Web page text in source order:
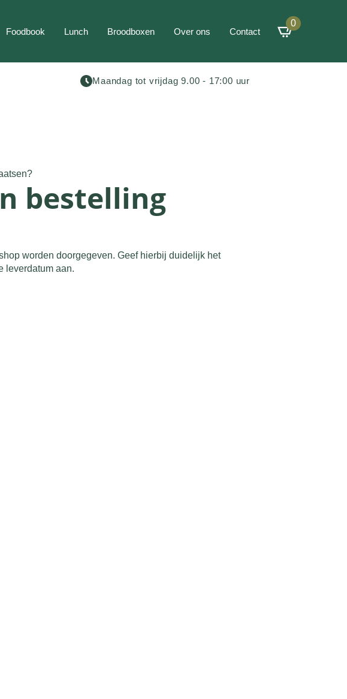
Foodbook Lunch Broodboxen Over ons Contact
0
Maandag tot vrijdag 9.00 - 17:00 uur
bestelling
worden doorgegeven. Geef hierbij duidelijk het
leverdatum aan.